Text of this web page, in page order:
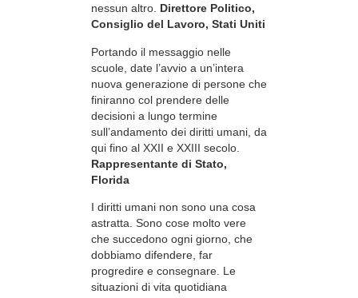
nessun altro. Direttore Politico,
Consiglio del Lavoro, Stati Uniti
Portando il messaggio nelle
scuole, date l’avvio a un’intera
nuova generazione di persone che
finiranno col prendere delle
decisioni a lungo termine
sull’andamento dei diritti umani, da
qui fino al XXII e XXIII secolo.
Rappresentante di Stato,
Florida
I diritti umani non sono una cosa
astratta. Sono cose molto vere
che succedono ogni giorno, che
dobbiamo difendere, far
progredire e consegnare. Le
situazioni di vita quotidiana